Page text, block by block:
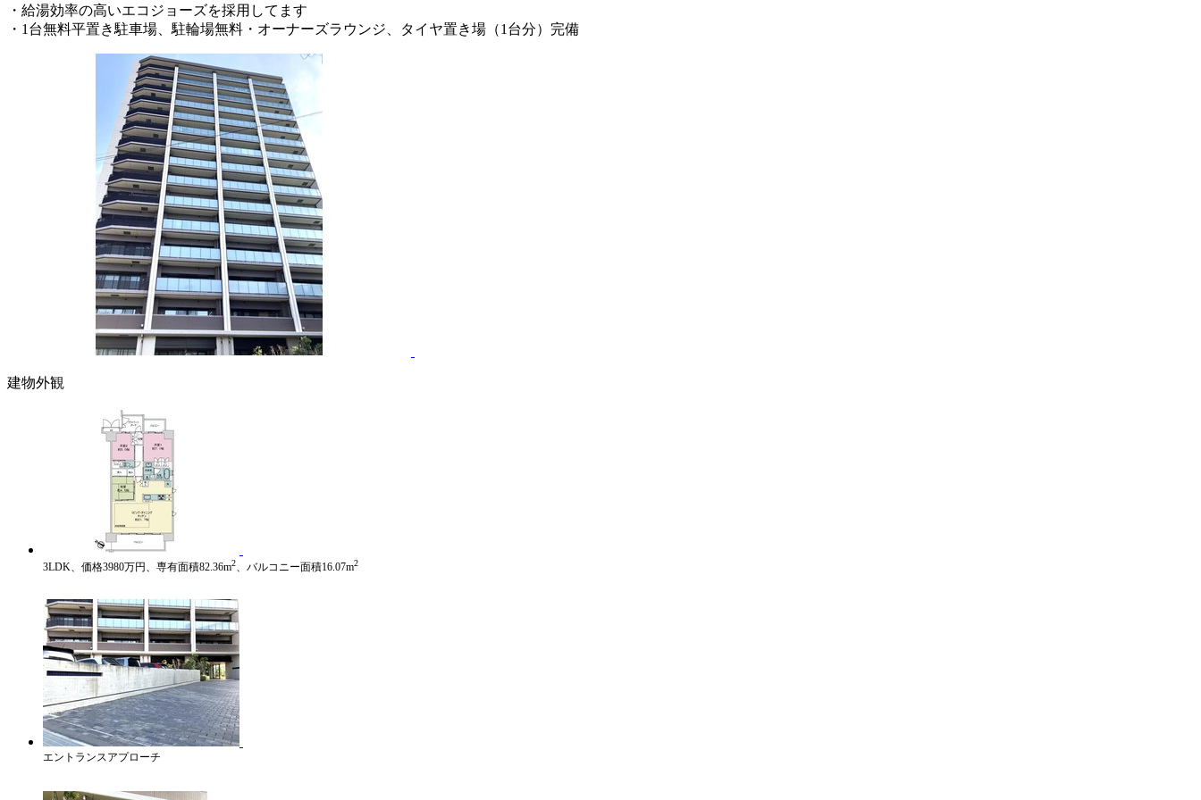
・給湯効率の高いエコジョーズを採用してます
・1台無料平置き駐車場、駐輪場無料・オーナーズラウンジ、タイヤ置き場（1台分）完備
建物外観
3LDK、価格3980万円、専有面積82.36m2 、バルコニー面積16.07m2
エントランスアプローチ